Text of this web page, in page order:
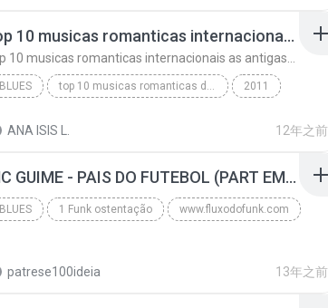
top 10 musicas romanticas internacionais as antigas que faz seu coraçao bater mais forte remix
BLUES top 10 musicas romanticas dj valmir santos pitanga pr 2011
ANA ISIS L. 12年之前
MC GUIME - PAIS DO FUTEBOL (PART EMICIDA) 2014.mp3
BLUES 1 Funk ostentação www.fluxodofunk.com
patrese100ideia 13年之前